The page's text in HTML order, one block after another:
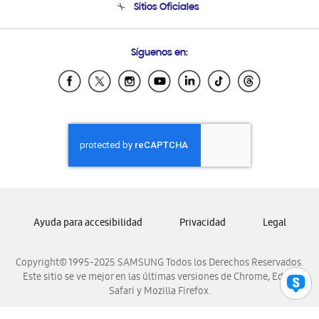
Soporte vía eMail
Sitios Oficiales
Samsung Ecuador
Samsung El Salvador
Samsung Honduras
Samsung Nicaragua
Samsung Panamá
Samsung Venezuela
Síguenos en:
Copyright© 1995-2025 SAMSUNG Todos los Derechos Reservados.
Este sitio se ve mejor en las últimas versiones de Chrome, Edge,
Safari y Mozilla Firefox.
Ayuda para accesibilidad Privacidad Legal